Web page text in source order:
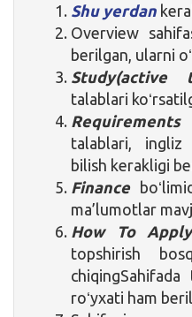
Shu yerdan
Overview
berilgan, ularni
Study(active
talablari
Requirements
talablari, ingliz
bilish kerakligi
Finance
ma’lumotlar
How To Apply
topshirish
roʻyxati ham